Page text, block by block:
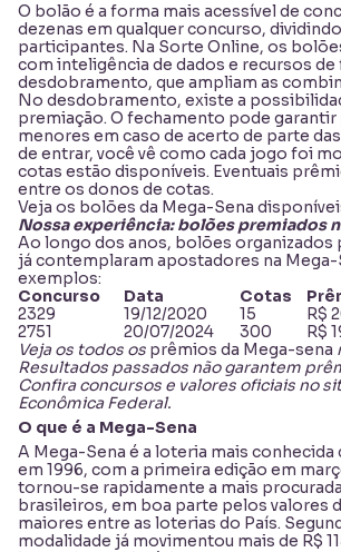
O bolão é a forma mais acessível de
dezenas em qualquer concurso,
participantes. Na Sorte Online, os
com inteligência de dados e recursos
desdobramento, que ampliam as
No desdobramento, existe a
premiação. O fechamento pode
menores em caso de acerto de parte
de entrar, você vê como cada jogo foi
cotas estão disponíveis. Eventuais
entre os donos de cotas.
Veja os bolões da Mega-Sena
Nossa experiência: bolões premiados
Ao longo dos anos, bolões organizados
já contemplaram apostadores na Mega-
exemplos:
Concurso
Data Cotas
2329
19/12/2020 15
R$
2751
20/07/2024 300
R$
Veja os todos os prêmios da Mega-sena
Resultados passados não garantem
Confira concursos e valores oficiais no
Econômica Federal.
O que é a Mega-Sena
A Mega-Sena é a loteria mais conhecida
em 1996, com a primeira edição em
tornou-se rapidamente a mais
brasileiros, em boa parte pelos valores
maiores entre as loterias do País.
modalidade já movimentou mais de R$